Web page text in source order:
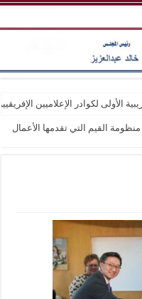
الأولى لكوادر الإعلاميين
القيم التي تقدمها الأعمال